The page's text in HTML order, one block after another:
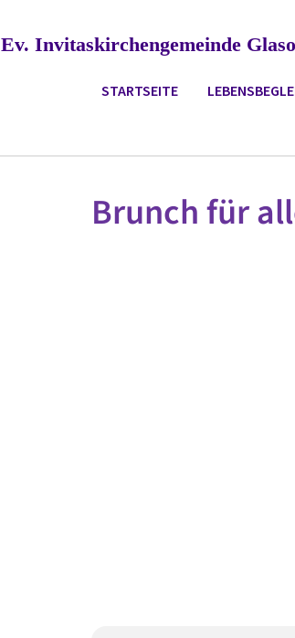
Ev. Invitaskirchengemeinde
STARTSEITE
Brunch für